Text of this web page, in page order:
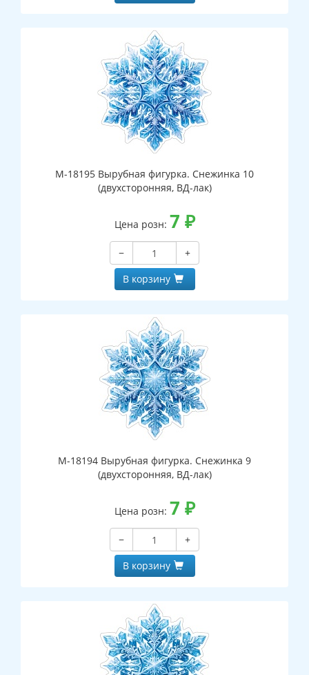
М-18195 Вырубная фигурка. Снежинка 10
(двухсторонняя, ВД-лак)
Цена розн: 7 ₽
−
+
В корзину
М-18194 Вырубная фигурка. Снежинка 9
(двухсторонняя, ВД-лак)
Цена розн: 7 ₽
−
+
В корзину